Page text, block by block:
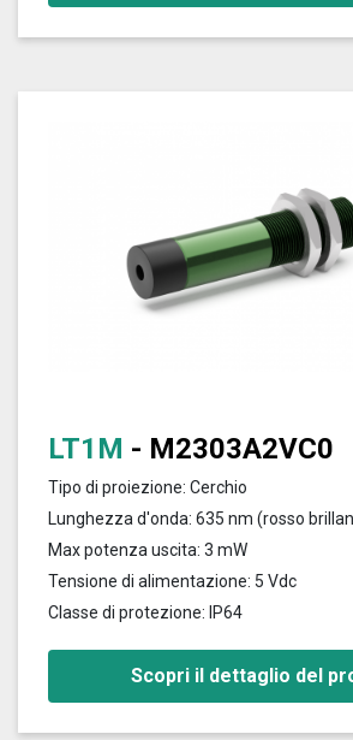
LT1M - M2303A2VC0
Tipo di proiezione: Cerchio
Lunghezza d'onda: 635 nm (rosso
Max potenza uscita: 3 mW
Tensione di alimentazione: 5 Vdc
Classe di protezione: IP64
Scopri il dettaglio del